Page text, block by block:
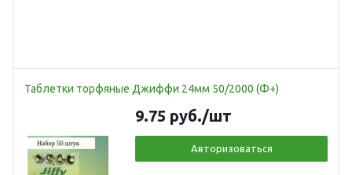
Таблетки торфяные Джиффи 24мм 50/2000 (Ф+)
9.75 руб./шт
Авторизоваться